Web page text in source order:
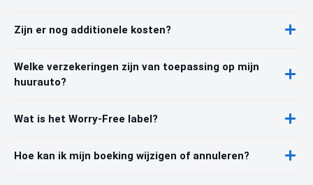
Zijn er nog additionele kosten?
Welke verzekeringen zijn van toepassing op mijn
huurauto?
Wat is het Worry-Free label?
Hoe kan ik mijn boeking wijzigen of annuleren?